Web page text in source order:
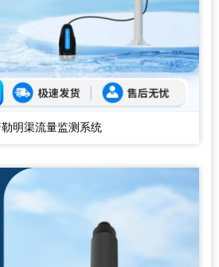
勒明渠流量监测系统